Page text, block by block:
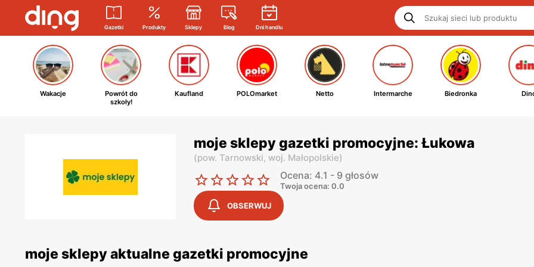
Gazetki Produkty Sklepy Blog Dni handlu
Wakacje
Powrót do
szkoły!
Kaufland POLOmarket Netto Intermarche Biedronka
moje sklepy gazetki promocyjne: Łukowa
(pow. Tarnowski, woj. Małopolskie)
Ocena: 4.1 - 9 głosów
Twoja ocena: 0.0
OBSERWUJ
moje sklepy aktualne gazetki promocyjne